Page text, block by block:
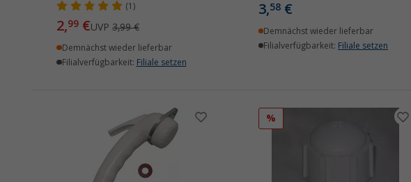
(1)
2,99 €UVP3,99 €
Demnächst wieder lieferbar
Filialverfügbarkeit: Filiale setzen
3,58€
Demnächst wieder lieferbar
Filialverfügbarkeit: Filiale setzen
%